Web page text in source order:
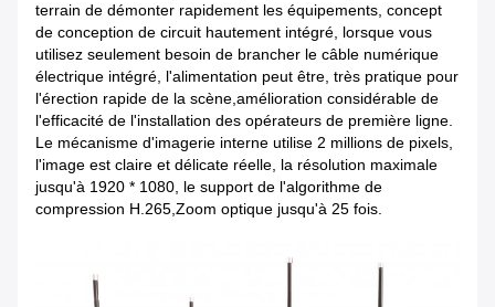
terrain de démonter rapidement les équipements, concept
de conception de circuit hautement intégré, lorsque vous
utilisez seulement besoin de brancher le câble numérique
électrique intégré, l'alimentation peut être, très pratique pour
l'érection rapide de la scène,amélioration considérable de
l'efficacité de l'installation des opérateurs de première ligne.
Le mécanisme d'imagerie interne utilise 2 millions de pixels,
l'image est claire et délicate réelle, la résolution maximale
jusqu'à 1920 * 1080, le support de l'algorithme de
compression H.265,Zoom optique jusqu'à 25 fois.